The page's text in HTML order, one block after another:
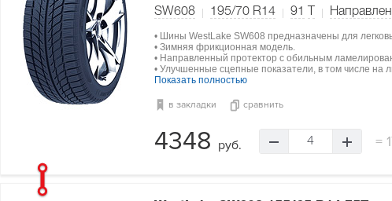
SW608 195/70 R14 91
• Шины WestLake SW608 предназначены для
• Зимняя фрикционная модель.
• Направленный протектор с обильным
• Улучшенные сцепные показатели, в том числе на
Показать полностью
в закладки сравнить
4348 руб. 4 =